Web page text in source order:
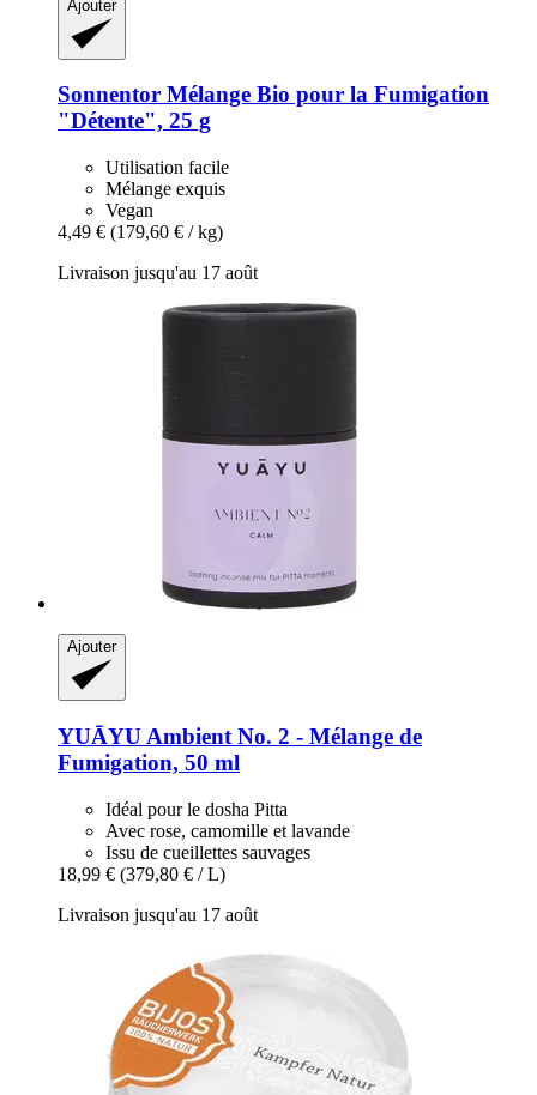
Ajouter
Sonnentor Mélange Bio pour la Fumigation
"Détente", 25 g
Utilisation facile
Mélange exquis
Vegan
4,49 € (179,60 € / kg)
Livraison jusqu'au 17 août
Ajouter
YUĀYU Ambient No. 2 -​ Mélange de
Fumigation, 50 ml
Idéal pour le dosha Pitta
Avec rose, camomille et lavande
Issu de cueillettes sauvages
18,99 € (379,80 € / L)
Livraison jusqu'au 17 août